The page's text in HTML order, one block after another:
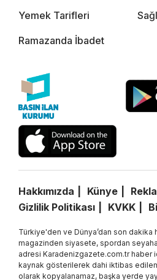
Yemek Tarifleri
Ramazanda İbadet
Hakkımızda Künye
Gizlilik Politikası
KVKK
Türkiye'den ve Dünya’dan son dakika
magazinden siyasete, spordan
adresi Karadenizgazete.com.tr haber
kaynak gösterilerek dahi iktibas
olarak kopyalanamaz, başka yerde